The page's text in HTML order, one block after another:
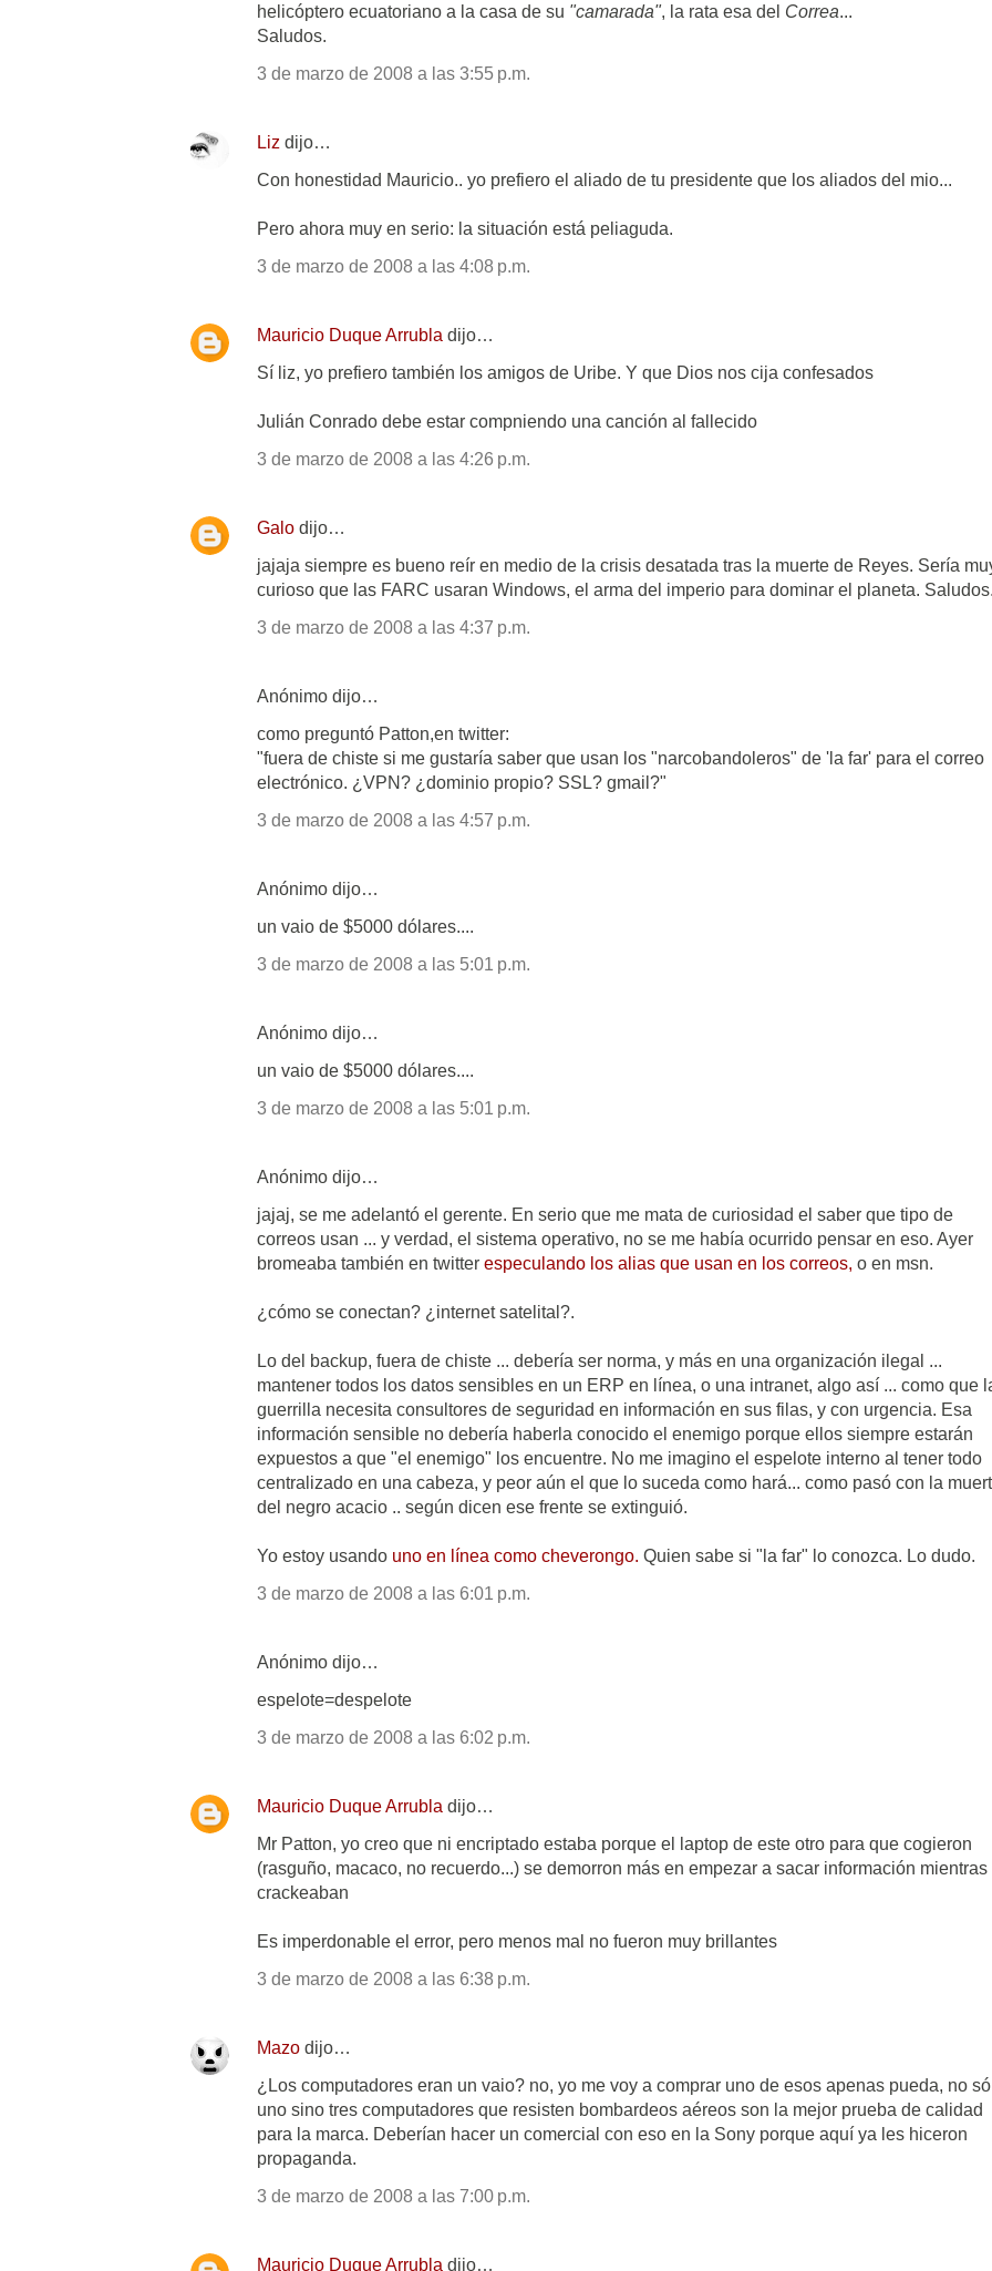
helicóptero ecuatoriano a la casa de su "camarada", la rata esa del Correa...
Saludos.
3 de marzo de 2008 a las 3:55 p.m.
Liz dijo…
Con honestidad Mauricio.. yo prefiero el aliado de tu presidente que los aliados del mio...
Pero ahora muy en serio: la situación está peliaguda.
3 de marzo de 2008 a las 4:08 p.m.
Mauricio Duque Arrubla dijo…
Sí liz, yo prefiero también los amigos de Uribe. Y que Dios nos cija confesados
Julián Conrado debe estar compniendo una canción al fallecido
3 de marzo de 2008 a las 4:26 p.m.
Galo dijo…
jajaja siempre es bueno reír en medio de la crisis desatada tras la muerte de Reyes. Sería
curioso que las FARC usaran Windows, el arma del imperio para dominar el planeta.
3 de marzo de 2008 a las 4:37 p.m.
Anónimo dijo…
como preguntó Patton,en twitter:
"fuera de chiste si me gustaría saber que usan los "narcobandoleros" de 'la far' para el correo
electrónico. ¿VPN? ¿dominio propio? SSL? gmail?"
3 de marzo de 2008 a las 4:57 p.m.
Anónimo dijo…
un vaio de $5000 dólares....
3 de marzo de 2008 a las 5:01 p.m.
Anónimo dijo…
un vaio de $5000 dólares....
3 de marzo de 2008 a las 5:01 p.m.
Anónimo dijo…
jajaj, se me adelantó el gerente. En serio que me mata de curiosidad el saber que tipo de
correos usan ... y verdad, el sistema operativo, no se me había ocurrido pensar en eso. Ayer
bromeaba también en twitter especulando los alias que usan en los correos, o en msn.
¿cómo se conectan? ¿internet satelital?.
Lo del backup, fuera de chiste ... debería ser norma, y más en una organización ilegal ...
mantener todos los datos sensibles en un ERP en línea, o una intranet, algo así ... como que
guerrilla necesita consultores de seguridad en información en sus filas, y con urgencia. Esa
información sensible no debería haberla conocido el enemigo porque ellos siempre estarán
expuestos a que "el enemigo" los encuentre. No me imagino el espelote interno al tener todo
centralizado en una cabeza, y peor aún el que lo suceda como hará... como pasó con la
del negro acacio .. según dicen ese frente se extinguió.
Yo estoy usando uno en línea como cheverongo. Quien sabe si "la far" lo conozca. Lo dudo.
3 de marzo de 2008 a las 6:01 p.m.
Anónimo dijo…
espelote=despelote
3 de marzo de 2008 a las 6:02 p.m.
Mauricio Duque Arrubla dijo…
Mr Patton, yo creo que ni encriptado estaba porque el laptop de este otro para que cogieron
(rasguño, macaco, no recuerdo...) se demorron más en empezar a sacar información mientras
crackeaban
Es imperdonable el error, pero menos mal no fueron muy brillantes
3 de marzo de 2008 a las 6:38 p.m.
Mazo dijo…
¿Los computadores eran un vaio? no, yo me voy a comprar uno de esos apenas pueda, no
uno sino tres computadores que resisten bombardeos aéreos son la mejor prueba de calidad
para la marca. Deberían hacer un comercial con eso en la Sony porque aquí ya les hiceron
propaganda.
3 de marzo de 2008 a las 7:00 p.m.
Mauricio Duque Arrubla dijo…